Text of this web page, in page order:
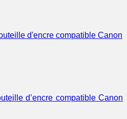
d’encre compatible Canon